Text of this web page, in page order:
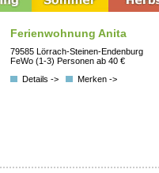
Ferienwohnung Anita
79585 Lörrach-Steinen-Endenburg
FeWo (1-3) Personen ab 40 €
Details ->
Merken ->